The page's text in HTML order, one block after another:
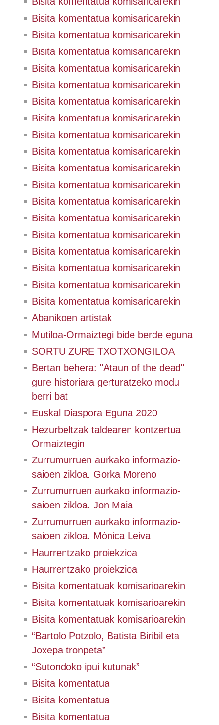
Bisita komentatua komisarioarekin
Bisita komentatua komisarioarekin
Bisita komentatua komisarioarekin
Bisita komentatua komisarioarekin
Bisita komentatua komisarioarekin
Bisita komentatua komisarioarekin
Bisita komentatua komisarioarekin
Bisita komentatua komisarioarekin
Bisita komentatua komisarioarekin
Bisita komentatua komisarioarekin
Bisita komentatua komisarioarekin
Bisita komentatua komisarioarekin
Bisita komentatua komisarioarekin
Bisita komentatua komisarioarekin
Bisita komentatua komisarioarekin
Bisita komentatua komisarioarekin
Bisita komentatua komisarioarekin
Bisita komentatua komisarioarekin
Abanikoen artistak
Mutiloa-Ormaiztegi bide berde eguna
SORTU ZURE TXOTXONGILOA
Bertan behera: "Ataun of the dead"
gure historiara gerturatzeko modu
berri bat
Euskal Diaspora Eguna 2020
Hezurbeltzak taldearen kontzertua
Ormaiztegin
Zurrumurruen aurkako informazio-
saioen zikloa. Gorka Moreno
Zurrumurruen aurkako informazio-
saioen zikloa. Jon Maia
Zurrumurruen aurkako informazio-
saioen zikloa. Mònica Leiva
Haurrentzako proiekzioa
Haurrentzako proiekzioa
Bisita komentatuak komisarioarekin
Bisita komentatuak komisarioarekin
Bisita komentatuak komisarioarekin
“Bartolo Potzolo, Batista Biribil eta
Joxepa tronpeta”
“Sutondoko ipui kutunak”
Bisita komentatua
Bisita komentatua
Bisita komentatua